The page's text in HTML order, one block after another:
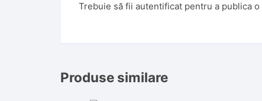
Trebuie să fii autentificat pentru a publica
Produse similare